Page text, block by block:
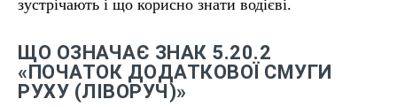
зустрічають і що корисно знати водієві.
ЩО ОЗНАЧАЄ ЗНАК 5.20.2
«ПОЧАТОК ДОДАТКОВОЇ СМУГИ
РУХУ (ЛІВОРУЧ)»